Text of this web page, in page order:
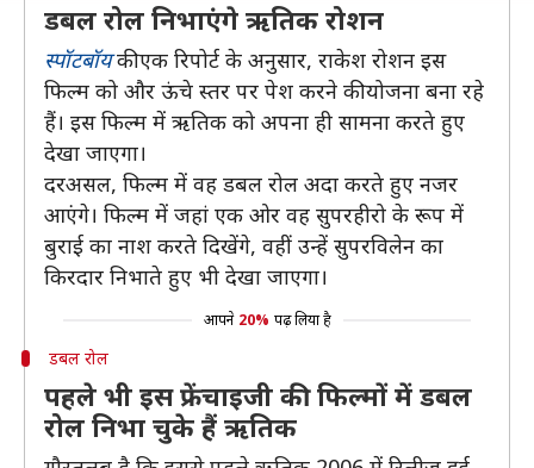
डबल रोल निभाएंगे ऋतिक रोशन
स्पॉटबॉयकी एक रिपोर्ट के अनुसार, राकेश रोशन इस
फिल्म को और ऊंचे स्तर पर पेश करने की योजना बना रहे
हैं। इस फिल्म में ऋतिक को अपना ही सामना करते हुए
देखा जाएगा।
दरअसल, फिल्म में वह डबल रोल अदा करते हुए नजर
आएंगे। फिल्म में जहां एक ओर वह सुपरहीरो के रूप में
बुराई का नाश करते दिखेंगे, वहीं उन्हें सुपरविलेन का
किरदार निभाते हुए भी देखा जाएगा।
आपने 20% पढ़ लिया है
डबल रोल
पहले भी इस फ्रेंचाइजी की फिल्मों में डबल
रोल निभा चुके हैं ऋतिक